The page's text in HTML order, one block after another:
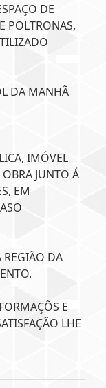
DE
POLTRONAS,
DA MANHÃ
IMÓVEL
JUNTO Á
EM
REGIÃO DA
E
LHE